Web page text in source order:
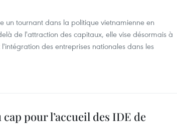
un tournant dans la politique vietnamienne en
de l'attraction des capitaux, elle vise désormais à
des entreprises nationales dans les
pour l’accueil des IDE de